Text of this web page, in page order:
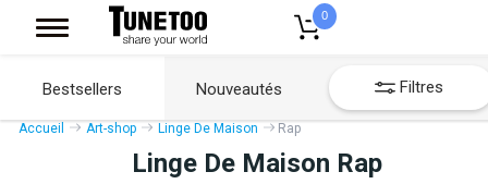
0
Bestsellers Nouveautés Filtres
Accueil Art-shop Linge De Maison Rap
Linge De Maison Rap